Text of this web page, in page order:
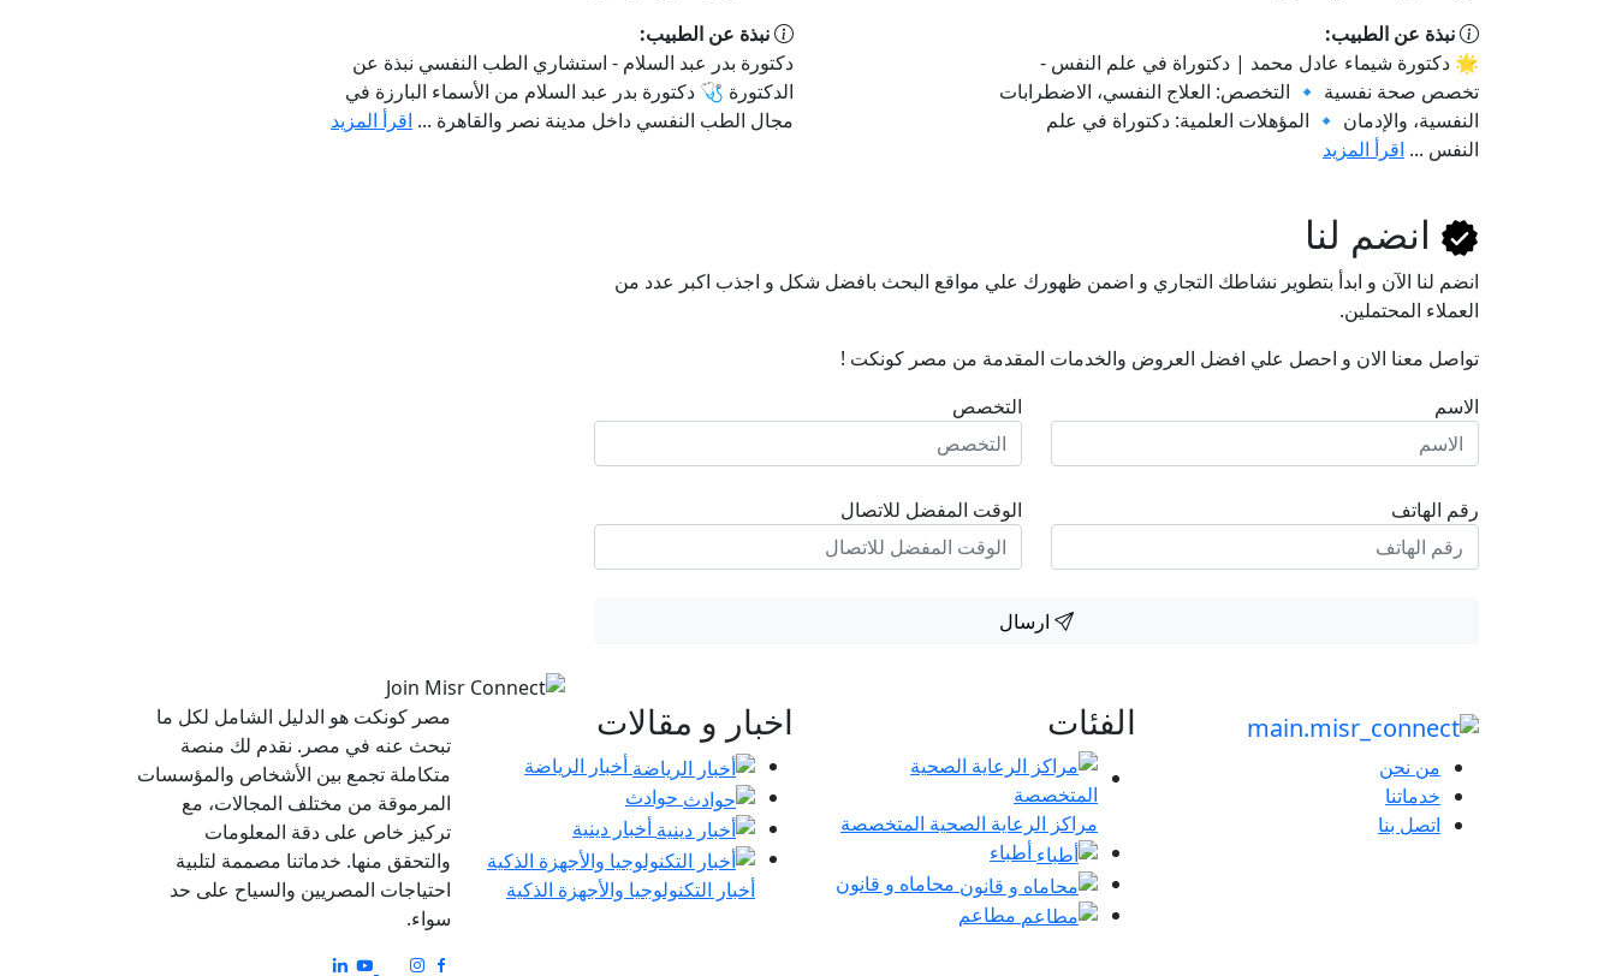
نبذة عن الطبيب:
🌟 دكتورة شيماء عادل محمد | دكتوراة في علم النفس -
تخصص صحة نفسية 🔹 التخصص: العلاج النفسي، الاضطرابات
النفسية، والإدمان 🔹 المؤهلات العلمية: دكتوراة في علم
النفس ... اقرأ المزيد
نبذة عن الطبيب:
دكتورة بدر عبد السلام - استشاري الطب النفسي نبذة عن
الدكتورة 🩺 دكتورة بدر عبد السلام من الأسماء البارزة في
مجال الطب النفسي داخل مدينة نصر والقاهرة ... اقرأ المزيد
انضم لنا
انضم لنا اﻵن و ابدأ بتطوير نشاطك التجاري و اضمن ظهورك علي مواقع البحث بافضل شكل و اجذب اكبر عدد من
العملاء المحتملين.
تواصل معنا الان و احصل علي افضل العروض والخدمات المقدمة من مصر كونكت !
الاسم
رقم الهاتف
التخصص
الوقت المفضل للاتصال
ارسال
من نحن
خدماتنا
اتصل بنا
الفئات
مراكز الرعاية الصحية المتخصصة
أطباء
محاماه و قانون
مطاعم
اخبار و مقالات
أخبار الرياضة
حوادث
أخبار دينية
أخبار التكنولوجيا والأجهزة الذكية
مصر كونكت هو الدليل الشامل لكل ما
تبحث عنه في مصر. نقدم لك منصة
متكاملة تجمع بين الأشخاص والمؤسسات
المرموقة من مختلف المجالات، مع
تركيز خاص على دقة المعلومات
والتحقق منها. خدماتنا مصممة لتلبية
احتياجات المصريين والسياح على حد
سواء.